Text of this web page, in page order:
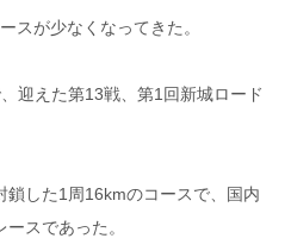
スが少なくなってきた。
迎えた第13戦、第1回新城ロード
した1周16kmのコースで、国内
スであった。